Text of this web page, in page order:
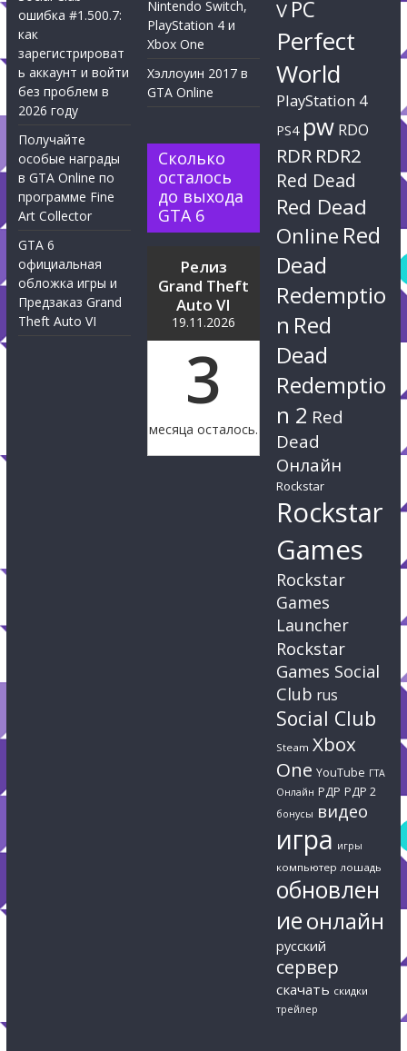
ошибка #1.500.7:
как
зарегистрироват
ь аккаунт и войти
без проблем в
2026 году
Получайте
особые награды
в GTA Online по
программе Fine
Art Collector
GTA 6
официальная
обложка игры и
Предзаказ Grand
Theft Auto VI
Nintendo Switch,
PlayStation 4 и
Xbox One
Хэллоуин 2017 в
GTA Online
Сколько
осталось
до выхода
GTA 6
Релиз
Grand Theft
Auto VI
19.11.2026
3
месяца осталось.
V PC
Perfect
World
PlayStation 4
PS4 pw RDO
RDR RDR2
Red Dead
Red Dead
Online Red
Dead
Redemptio
n Red
Dead
Redemptio
n 2 Red
Dead
Онлайн
Rockstar
Rockstar
Games
Rockstar
Games
Launcher
Rockstar
Games Social
Club rus
Social Club
Steam Xbox
One YouTube ГТА
Онлайн РДР РДР 2
бонусы видео
игра игры
компьютер лошадь
обновлен
иеонлайн
русский
сервер
скачать скидки
трейлер